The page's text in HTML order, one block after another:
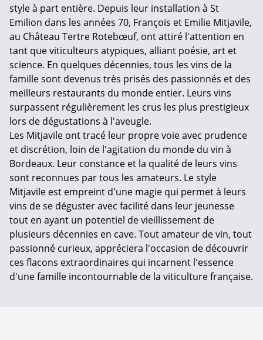
style à part entière. Depuis leur installation à St
Emilion dans les années 70, François et Emilie Mitjavile,
au Château Tertre Rotebœuf, ont attiré l'attention en
tant que viticulteurs atypiques, alliant poésie, art et
science. En quelques décennies, tous les vins de la
famille sont devenus très prisés des passionnés et des
meilleurs restaurants du monde entier. Leurs vins
surpassent régulièrement les crus les plus prestigieux
lors de dégustations à l'aveugle.
Les Mitjavile ont tracé leur propre voie avec prudence
et discrétion, loin de l'agitation du monde du vin à
Bordeaux. Leur constance et la qualité de leurs vins
sont reconnues par tous les amateurs. Le style
Mitjavile est empreint d'une magie qui permet à leurs
vins de se déguster avec facilité dans leur jeunesse
tout en ayant un potentiel de vieillissement de
plusieurs décennies en cave. Tout amateur de vin, tout
passionné curieux, appréciera l'occasion de découvrir
ces flacons extraordinaires qui incarnent l'essence
d'une famille incontournable de la viticulture française.